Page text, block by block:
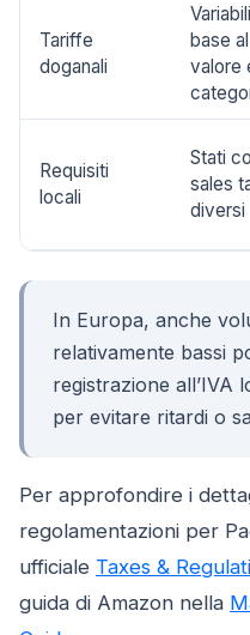
Tariffe
doganali
base al
valore
Requisiti
locali
Stati
sales
diversi
In Europa, anche
relativamente bassi
registrazione all’IVA
per evitare ritardi o
Per approfondire i
regolamentazioni per
ufficiale Taxes &
guida di Amazon nella